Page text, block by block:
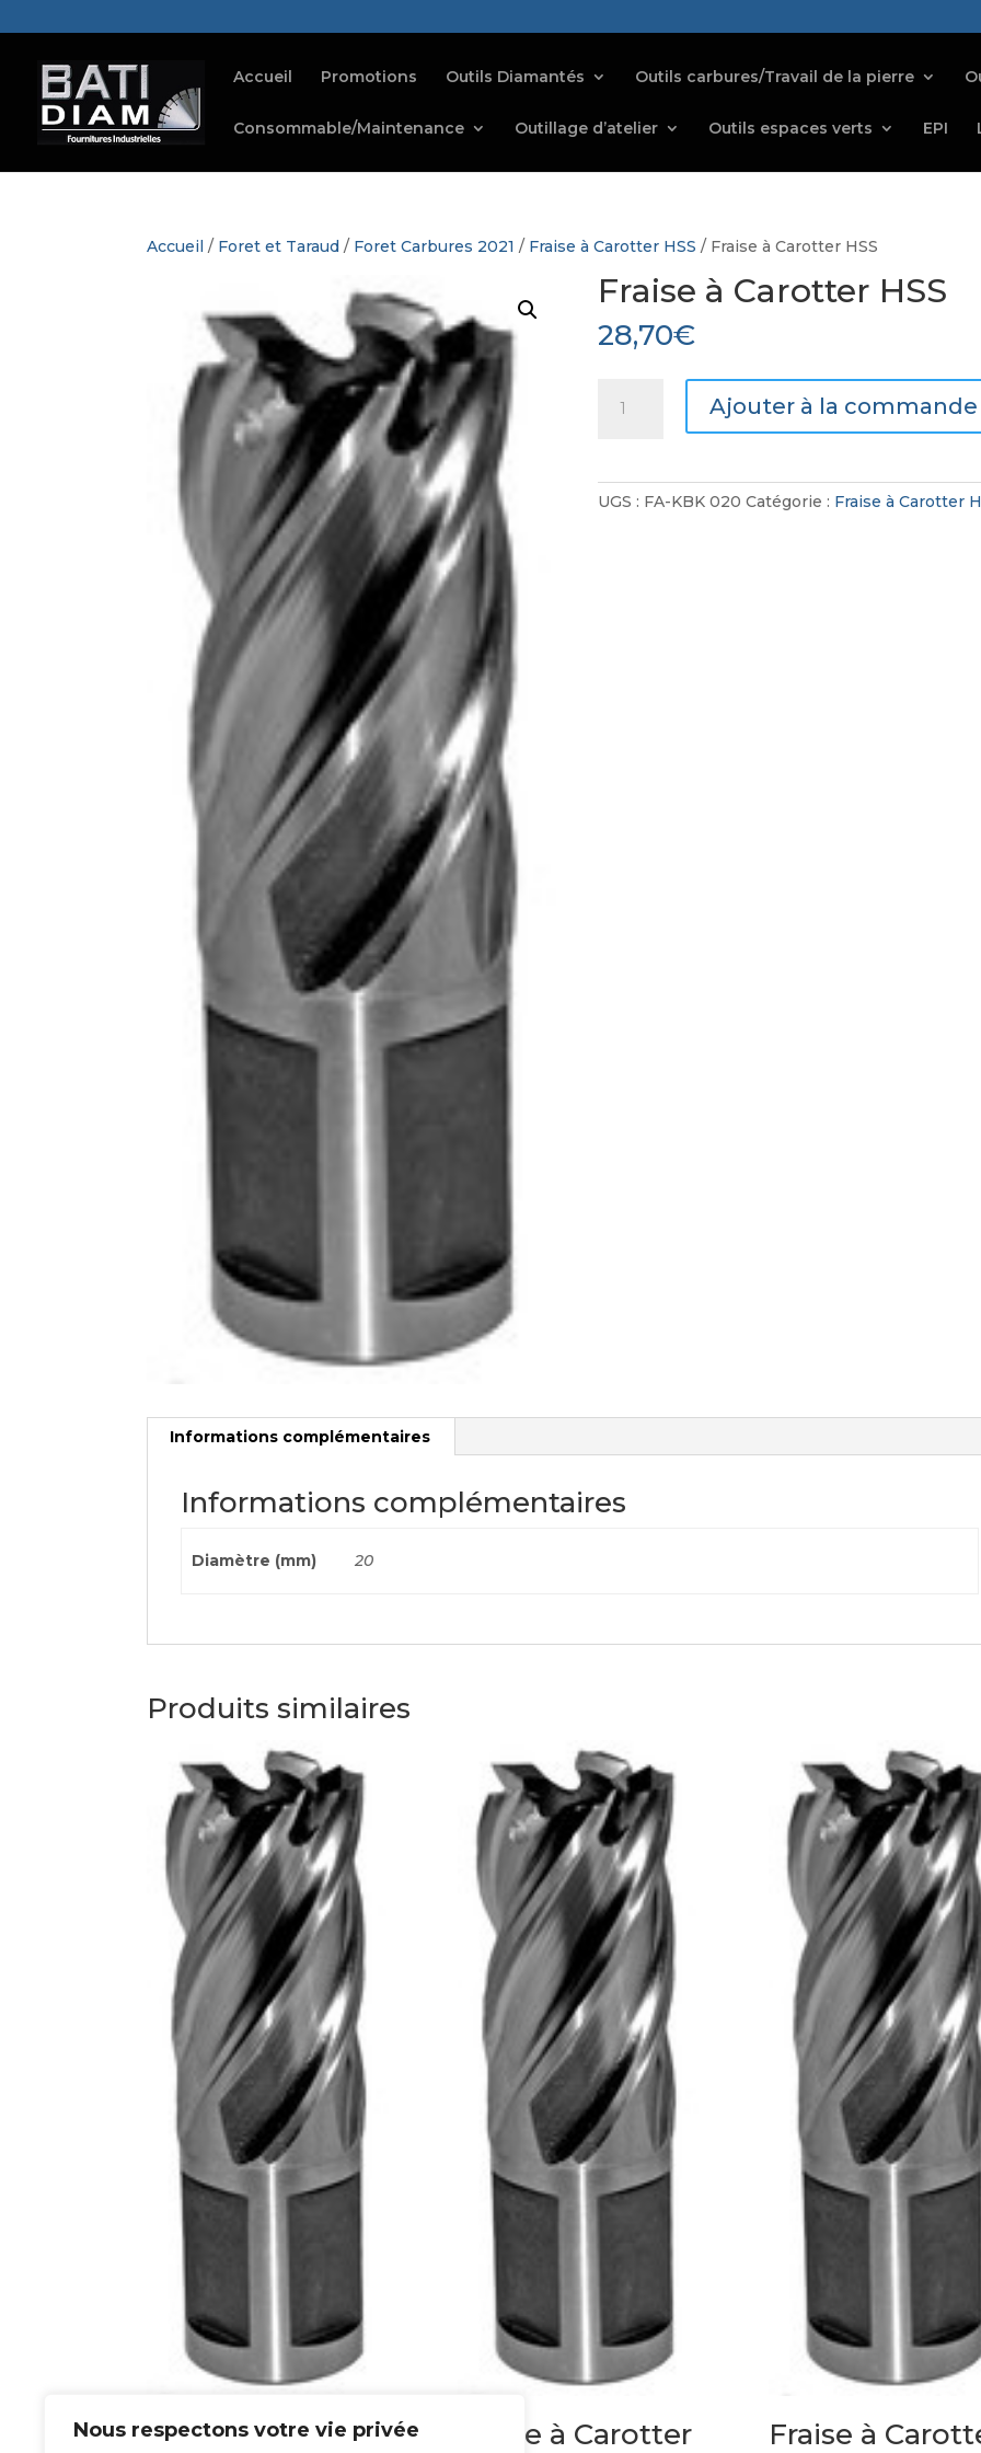
Nous respectons votre vie privée
Accueil Promotions Outils Diamantés Outils carbures/Travail de la pierre
Consommable/Maintenance Outillage d’atelier Outils espaces verts EPI
Accueil / Foret et Taraud / Foret Carbures 2021 / Fraise à Carotter HSS / Fraise à Carotter HSS
Fraise à Carotter HSS
28,70€
Ajouter à la commande
UGS : FA-KBK 020 Catégorie : Fraise à Carotter
Informations complémentaires
Informations complémentaires
Diamètre (mm) 20
Produits similaires
Fraise à Carotter
Fraise à Carotter
Fraise à